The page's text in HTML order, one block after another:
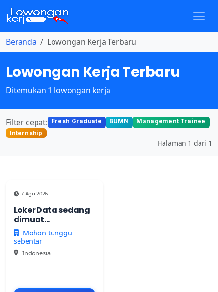
Beranda Lowongan Kerja Terbaru
Lowongan Kerja Terbaru
Ditemukan 1 lowongan kerja
Filter cepat: Fresh Graduate BUMN
Management Trainee
Internship
Halaman 1 dari 1
7 Agu 2026
Loker Data sedang
dimuat...
Mohon tunggu
sebentar
Indonesia